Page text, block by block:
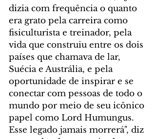
dizia com frequência o quanto
era grato pela carreira como
fisiculturista e treinador, pela
vida que construiu entre os dois
países que chamava de lar,
Suécia e Austrália, e pela
oportunidade de inspirar e se
conectar com pessoas de todo o
mundo por meio de seu icônico
papel como Lord Humungus.
Esse legado jamais morrerá", diz